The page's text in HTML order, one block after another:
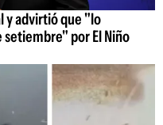
y advirtió que "lo
por El Niño